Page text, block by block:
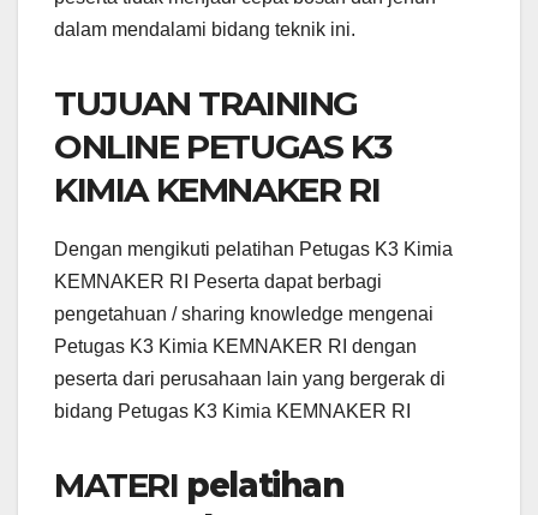
dalam mendalami bidang teknik ini.
TUJUAN TRAINING
ONLINE PETUGAS K3
KIMIA KEMNAKER RI
Dengan mengikuti pelatihan Petugas K3 Kimia
KEMNAKER RI Peserta dapat berbagi
pengetahuan / sharing knowledge mengenai
Petugas K3 Kimia KEMNAKER RI dengan
peserta dari perusahaan lain yang bergerak di
bidang Petugas K3 Kimia KEMNAKER RI
MATERI pelatihan